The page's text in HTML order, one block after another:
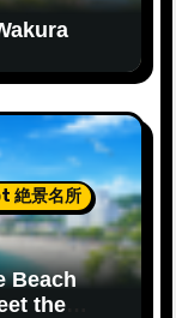
絶景名所
Beach
the